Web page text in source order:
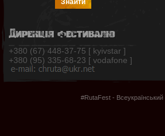
Дирекція фестивалю
+380 (67) 448-37-75 [ kyivstar ]
+380 (95) 335-68-23 [ vodafone ]
#RutaFest -